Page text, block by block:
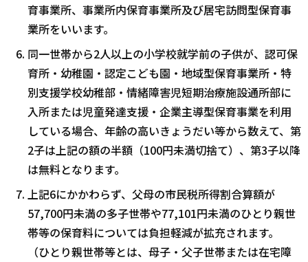
育事業所、事業所内保育事業所及び居宅訪問型保育事
業所をいいます。
同一世帯から2人以上の小学校就学前の子供が、認可保
育所・幼稚園・認定こども園・地域型保育事業所・特
別支援学校幼稚部・情緒障害児短期治療施設通所部に
入所または児童発達支援・企業主導型保育事業を利用
している場合、年齢の高いきょうだい等から数えて、第
2子は上記の額の半額（100円未満切捨て）、第3子以降
は無料となります。
上記6にかかわらず、父母の市民税所得割合算額が
57,700円未満の多子世帯や77,101円未満のひとり親世
帯等の保育料については負担軽減が拡充されます。
（ひとり親世帯等とは、母子・父子世帯または在宅障